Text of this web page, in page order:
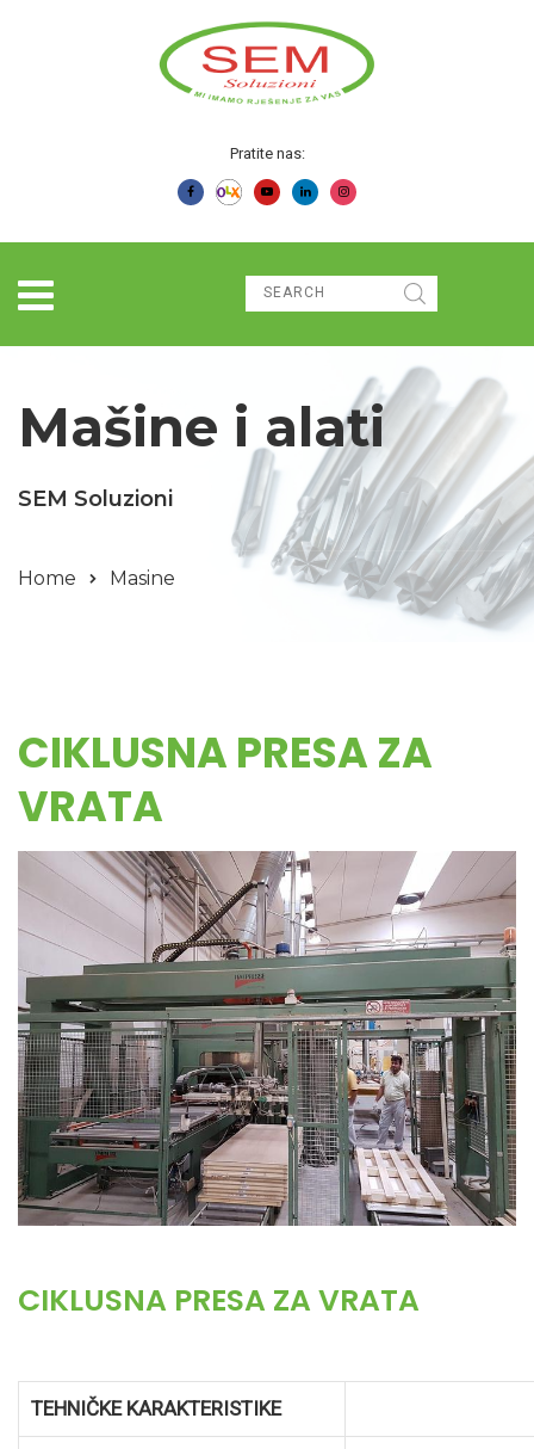
Pratite nas:
Mašine i alati
SEM Soluzioni
Home Masine
CIKLUSNA PRESA ZA
VRATA
CIKLUSNA PRESA ZA VRATA
TEHNIČKE KARAKTERISTIKE